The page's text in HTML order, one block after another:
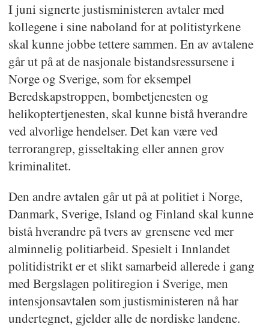
I juni signerte justisministeren avtaler med
kollegene i sine naboland for at politistyrkene
skal kunne jobbe tettere sammen. En av avtalene
går ut på at de nasjonale bistandsressursene i
Norge og Sverige, som for eksempel
Beredskapstroppen, bombetjenesten og
helikoptertjenesten, skal kunne bistå hverandre
ved alvorlige hendelser. Det kan være ved
terrorangrep, gisseltaking eller annen grov
kriminalitet.
Den andre avtalen går ut på at politiet i Norge,
Danmark, Sverige, Island og Finland skal kunne
bistå hverandre på tvers av grensene ved mer
alminnelig politiarbeid. Spesielt i Innlandet
politidistrikt er et slikt samarbeid allerede i gang
med Bergslagen politiregion i Sverige, men
intensjonsavtalen som justisministeren nå har
undertegnet, gjelder alle de nordiske landene.